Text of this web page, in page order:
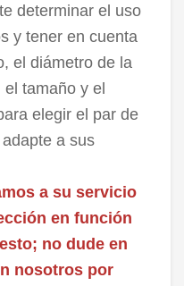
determinar el uso
y tener en cuenta
el diámetro de la
tamaño y el
elegir el par de
a sus
a su servicio
en función
no dude en
nosotros por